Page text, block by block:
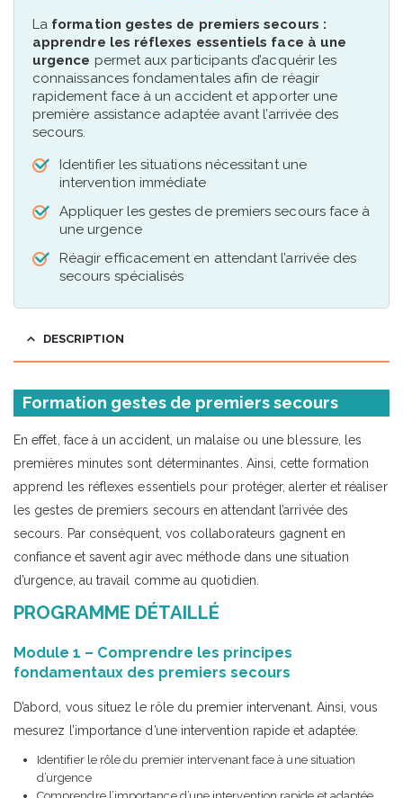
La formation gestes de premiers secours :
apprendre les réflexes essentiels face à une
urgence permet aux participants d’acquérir les
connaissances fondamentales afin de réagir
rapidement face à un accident et apporter une
première assistance adaptée avant l’arrivée des
secours.
Identifier les situations nécessitant une
intervention immédiate
Appliquer les gestes de premiers secours face à
une urgence
Réagir efficacement en attendant l’arrivée des
secours spécialisés
DESCRIPTION
Formation gestes de premiers secours
En effet, face à un accident, un malaise ou une blessure, les
premières minutes sont déterminantes. Ainsi, cette formation
apprend les réflexes essentiels pour protéger, alerter et réaliser
les gestes de premiers secours en attendant l’arrivée des
secours. Par conséquent, vos collaborateurs gagnent en
confiance et savent agir avec méthode dans une situation
d’urgence, au travail comme au quotidien.
PROGRAMME DÉTAILLÉ
Module 1 – Comprendre les principes
fondamentaux des premiers secours
D’abord, vous situez le rôle du premier intervenant. Ainsi, vous
mesurez l’importance d’une intervention rapide et adaptée.
Identifier le rôle du premier intervenant face à une situation
d’urgence